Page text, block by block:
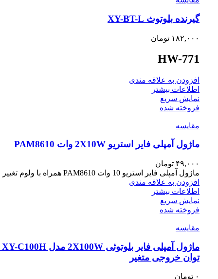
گیرنده بلوتوث XY-BT-L
۱۸۲,۰۰۰ تومان
HW-771
افزودن به علاقه مندی
اطلاعات بیشتر
نمایش سریع
فروخته شده
مقايسه
ماژول آمپلی فایر استریو 2X10W وات PAM8610
۴۹,۰۰۰ تومان
ماژول آمپلی فایر استریو 10 وات PAM8610 همراه با ولوم تغییر
افزودن به علاقه مندی
اطلاعات بیشتر
نمایش سریع
فروخته شده
مقايسه
توان خروجی متغیر
۰ تومان